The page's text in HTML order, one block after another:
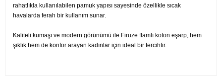
rahatlıkla kullanılabilen pamuk yapısı sayesinde özellikle sıcak
havalarda ferah bir kullanım sunar.
Kaliteli kumaşı ve modern görünümü ile Firuze flamlı koton eşarp, hem
şıklık hem de konfor arayan kadınlar için ideal bir tercihtir.